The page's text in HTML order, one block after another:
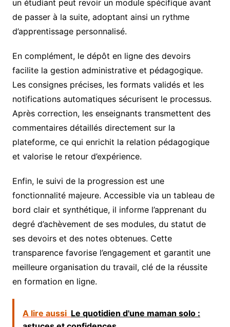
un étudiant peut revoir un module spécifique avant
de passer à la suite, adoptant ainsi un rythme
d’apprentissage personnalisé.
En complément, le dépôt en ligne des devoirs
facilite la gestion administrative et pédagogique.
Les consignes précises, les formats validés et les
notifications automatiques sécurisent le processus.
Après correction, les enseignants transmettent des
commentaires détaillés directement sur la
plateforme, ce qui enrichit la relation pédagogique
et valorise le retour d’expérience.
Enfin, le suivi de la progression est une
fonctionnalité majeure. Accessible via un tableau de
bord clair et synthétique, il informe l’apprenant du
degré d’achèvement de ses modules, du statut de
ses devoirs et des notes obtenues. Cette
transparence favorise l’engagement et garantit une
meilleure organisation du travail, clé de la réussite
en formation en ligne.
A lire aussi Le quotidien d'une maman solo :